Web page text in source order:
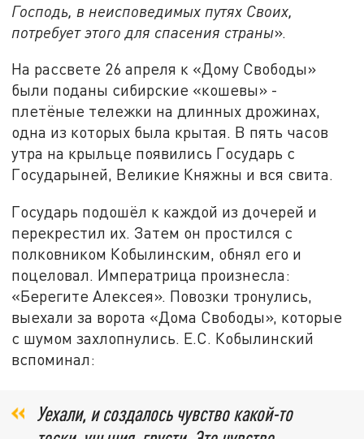
Господь, в неисповедимых путях Своих,
потребует этого для спасения страны».
На рассвете 26 апреля к «Дому Свободы»
были поданы сибирские «кошевы» -
плетёные тележки на длинных дрожинах,
одна из которых была крытая. В пять часов
утра на крыльце появились Государь с
Государыней, Великие Княжны и вся свита.
Государь подошёл к каждой из дочерей и
перекрестил их. Затем он простился с
полковником Кобылинским, обнял его и
поцеловал. Императрица произнесла:
«Берегите Алексея». Повозки тронулись,
выехали за ворота «Дома Свободы», которые
с шумом захлопнулись. Е.С. Кобылинский
вспоминал:
Уехали, и создалось чувство какой-то